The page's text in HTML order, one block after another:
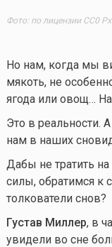
Фото: по лицензии CC0
Но нам, когда мы
мякоть, не
ягода или овощ…
Это в реальности.
нам в наших
Дабы не тратить
силы, обратимся к
толкователи снов?
Густав Миллер, в
увидели во сне